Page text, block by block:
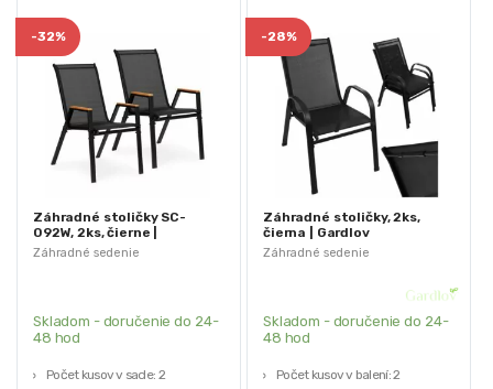
Záhradné sedenie
-32%
Záhradné stoličky SC-
092W, 2ks, čierne |
MultiGarden
Skladom - doručenie do 24-
48 hod
Počet kusov v sade: 2
Záhradné sedenie
-28%
Záhradné stoličky, 2ks,
čierna | Gardlov
Skladom - doručenie do 24-
48 hod
Počet kusov v balení: 2